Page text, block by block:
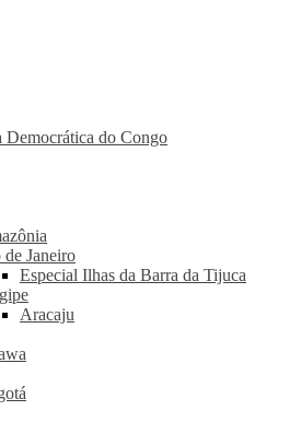
Democrática do Congo
de Janeiro
Especial Ilhas da Barra da Tijuca
Aracaju